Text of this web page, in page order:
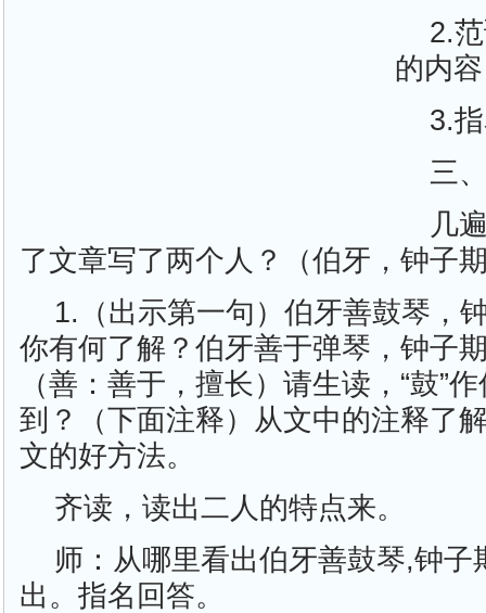
2.
的内
3.
三
几
了文章写了两个人？（伯牙，钟子
1.（出示第一句）伯牙善鼓琴，
你有何了解？伯牙善于弹琴，钟子
（善：善于，擅长）请生读，“鼓”
到？（下面注释）从文中的注释了
文的好方法。
齐读，读出二人的特点来。
师：从哪里看出伯牙善鼓琴,钟子
出。指名回答。